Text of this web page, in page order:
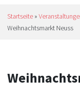
Startseite »
Weihnachtsmarkt Neuss